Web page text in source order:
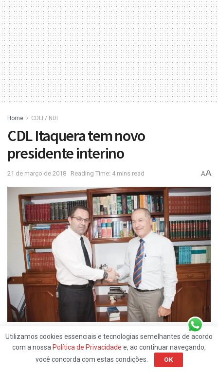
Home CDLI / NDI
CDL Itaquera tem novo
presidente interino
21 de março de 2018 Reading Time: 4 mins read AA
Dr. Quinteiro e Dr. Roberto Manna
Utilizamos cookies essenciais e tecnologias semelhantes de acordo
com a nossa Política de Privacidade e, ao continuar navegando,
você concorda com estas condições.
OK